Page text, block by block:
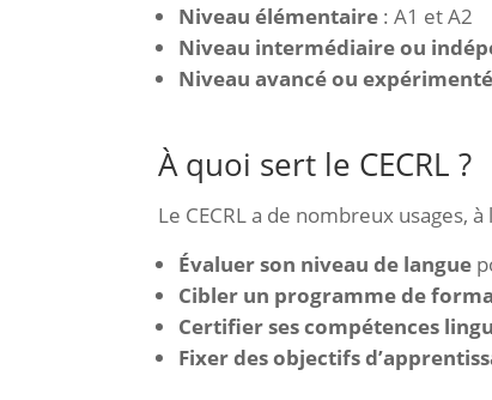
Niveau élémentaire : A1 et A2
Niveau intermédiaire ou
Niveau avancé ou expérimenté
À quoi sert le CECRL ?
Le CECRL a de nombreux usages, à
Évaluer son niveau de langue
Cibler un programme de
Certifier ses compétences
Fixer des objectifs